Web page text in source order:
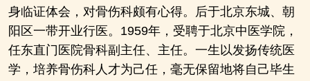
身临证体会，对骨伤科颇有心得。后于北京东城、朝
阳区一带开业行医。1959年，受聘于北京中医学院，
任东直门医院骨科副主任、主任。一生以发扬传统医
学，培养骨伤科人才为己任，毫无保留地将自己毕生